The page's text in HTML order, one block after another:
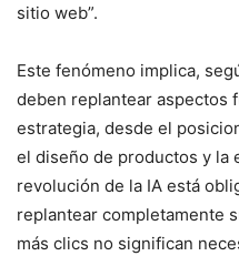
sitio web”.
Este fenómeno implica,
deben replantear aspectos
estrategia, desde el
el diseño de productos y la
revolución de la IA está
replantear completamente
más clics no significan